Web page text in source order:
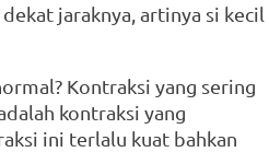
jaraknya, artinya si kecil
Kontraksi yang sering
kontraksi yang
ini terlalu kuat bahkan